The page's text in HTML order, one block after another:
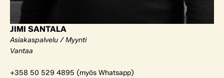
JIMI SANTALA
Asiakaspalvelu / Myynti
Vantaa
+358 50 529 4895 (myös Whatsapp)